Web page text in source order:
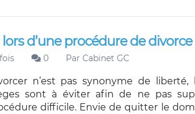
d’une procédure de divorce
0 Par Cabinet GC
n’est pas synonyme de
sont à éviter afin de ne pas
difficile. Envie de quitter le